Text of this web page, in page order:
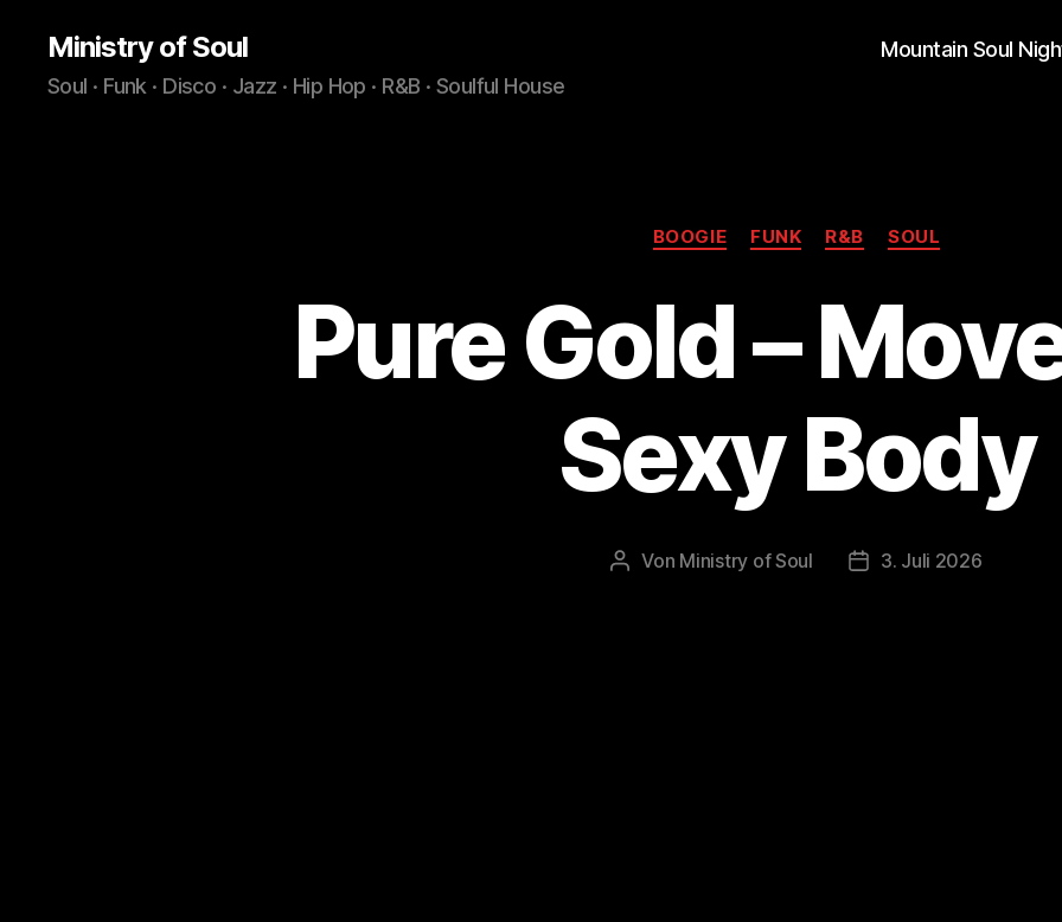
Ministry of Soul
Soul · Funk · Disco · Jazz · Hip Hop · R&B · Soulful House
Mountain Soul
Kategorien
BOOGIE FUNK R&B SOUL
Pure Gold –
Sexy Body
Beitragsautor
Von Ministry of Soul 3. Juli 2026